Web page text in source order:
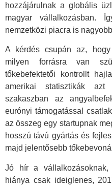
hozzájárulnak a globális
magyar vállalkozásban.
nemzetközi piacra is
A kérdés csupán az,
milyen forrásra van
tőkebefektetői kontrollt
amerikai statisztikák
szakaszban az
eurónyi támogatással
az összeg egy startupnak
hosszú távú gyártás és
majd jelentősebb
Jó hír a vállalkozásoknak,
hiánya csak ideiglenes,